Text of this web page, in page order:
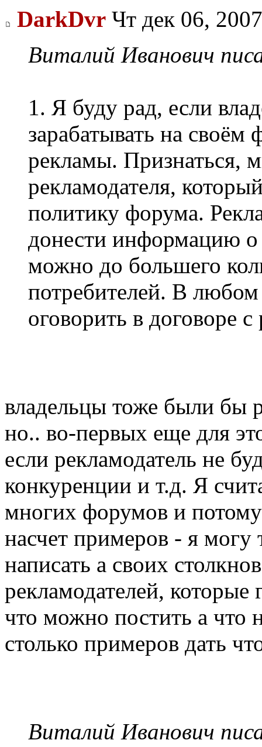
DarkDvr Чт дек 06,
Виталий Иванович
1. Я буду рад, если
зарабатывать на
рекламы. Признаться,
рекламодателя,
политику форума.
донести информацию о
можно до большего
потребителей. В любом
оговорить в договоре
владельцы тоже были бы
но.. во-первых еще для
если рекламодатель не
конкуренции и т.д. Я
многих форумов и
насчет примеров - я
написать а своих
рекламодателей,
что можно постить а
столько примеров дать
Виталий Иванович